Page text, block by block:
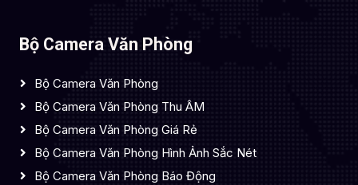
Bộ Camera Văn Phòng
Bộ Camera Văn Phòng
Bộ Camera Văn Phòng Thu ÂM
Bộ Camera Văn Phòng Giá Rẻ
Bộ Camera Văn Phòng Hình Ảnh Sắc Nét
Bộ Camera Văn Phòng Báo Động